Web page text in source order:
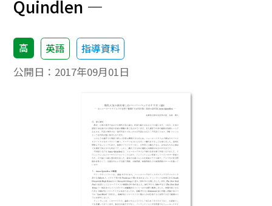
Quindlen ―
高 英語 指導資料
公開日： 2017年09月01日